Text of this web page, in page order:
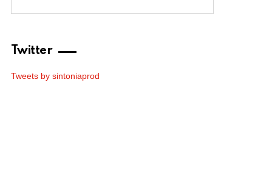
Twitter
Tweets by sintoniaprod